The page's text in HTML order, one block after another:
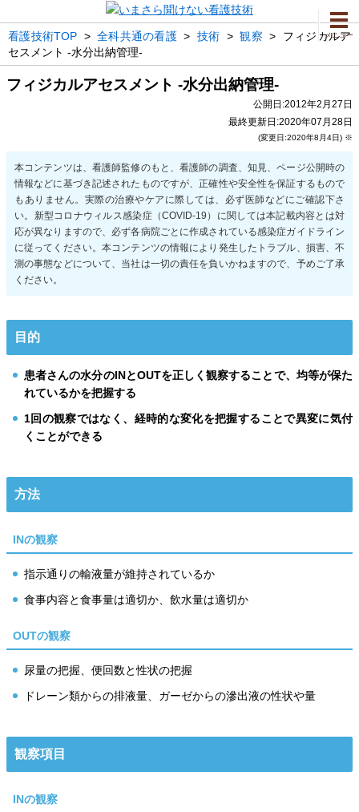
メニュー
看護技術TOP > 全科共通の看護> 技術 >観察 > フィジカルア
セスメント -水分出納管理-
フィジカルアセスメント -水分出納管理-
公開日:2012年2月27日
最終更新日:2020年07月28日
(変更日:2020年8月4日) ※
目的
患者さんの水分のINとOUTを正しく観察することで、均等が保た
れているかを把握する
1回の観察ではなく、経時的な変化を把握することで異変に気付
くことができる
方法
INの観察
指示通りの輸液量が維持されているか
食事内容と食事量は適切か、飲水量は適切か
OUTの観察
尿量の把握、便回数と性状の把握
ドレーン類からの排液量、ガーゼからの滲出液の性状や量
観察項目
INの観察